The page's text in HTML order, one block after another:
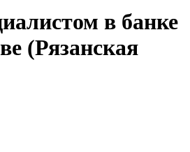
в банке
(Рязанская